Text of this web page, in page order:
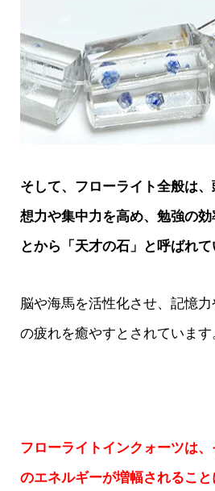
そして、フローライト全般は
想力や集中力を高め、勉強の
とから「天才の石」と呼ばれて
脳や海馬を活性化させ、記憶
の疲れを癒やすとされています
フローライトインクォーツは、
のエネルギーが増幅されるこ